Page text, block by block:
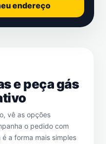
endereço
e peça gás
vê as opções
o pedido com
a forma mais simples